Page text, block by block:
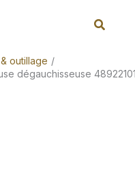
outillage
dégauchisseuse